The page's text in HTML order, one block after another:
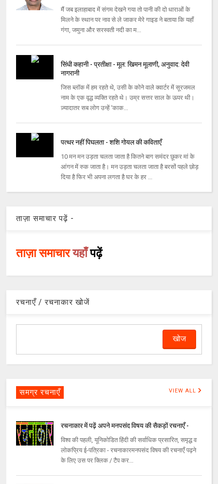
मैं जब इलाहाबाद में संगम देखने गया तो पानी की दो धाराओं के
मिलने के स्थान पर नाव से ले जाकर मेरे गाइड ने बताया कि यहाँ
गंगा, जमुना और सरस्वती नदी का म...
सिंधी कहानी - प्रतीक्षा - मूल: खिमन मूलाणी, अनुवाद: देवी
नागरानी
जिस ब्लॉक में हम रहते थे, उसी के कोने वाले क्वार्टर में सूरजमल
नाम के एक वृद्ध व्यक्ति रहते थे। उम्र सत्तर साल के ऊपर थी।
ज़्यादातर सब लोग उन्हें ‘काक...
पत्थर नहीं पिघलता - शशि गोयल की कविताएँ
10 मन मन उड़ता चलता जाता है कितने बाग समंदर छूकर मां के
आंगन में रुक जाता है। मन उड़ता चलता जाता है बरसों पहले छोड़
दिया है फिर भी अपना लगता है घर के हर ...
ताज़ा समाचार पढ़ें -
ताज़ा समाचारयहाँपढ़ें
रचनाएँ / रचनाकार खोजें
समग्र रचनाएँ VIEW ALL
रचनाकार में पढ़ें अपने मनपसंद विषय की सैकड़ों रचनाएँ -
विश्व की पहली, यूनिकोडित हिंदी की सर्वाधिक प्रसारित, समृद्ध व
लोकप्रिय ई-पत्रिका - रचनाकारमनपसंद विषय की रचनाएँ पढ़ने
के लिए उस पर क्लिक / टैप कर...